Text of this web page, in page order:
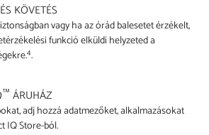
KÖVETÉS
vagy ha az órád balesetet érzékelt,
funkció elküldi helyzeted a
4.
™ ÁRUHÁZ
adj hozzá adatmezőket, alkalmazásokat
IQ Store-ból.